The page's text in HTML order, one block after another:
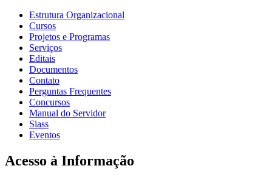
Estrutura Organizacional
Cursos
Projetos e Programas
Serviços
Editais
Documentos
Contato
Perguntas Frequentes
Concursos
Manual do Servidor
Siass
Eventos
Acesso à Informação